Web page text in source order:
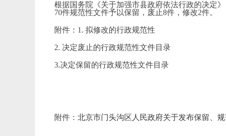
根据国务院《关于加强市县政府依法行政的决定
70件规范性文件予以保留，废止8件，修改2件。
附件：1. 拟修改的行政规范性
2. 决定废止的行政规范性文件目录
3.决定保留的行政规范性文件目录
附件：北京市门头沟区人民政府关于发布保留、